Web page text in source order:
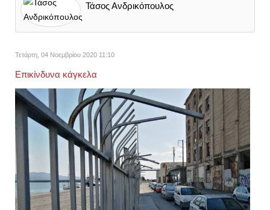
Τάσος Ανδρικόπουλος
Τετάρτη, 04 Νοεμβρίου 2020 11:10
Επικίνδυνα κάγκελα